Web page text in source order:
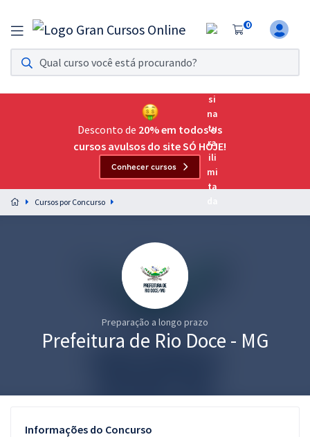
0
Assinatura Ilimitada 11
Acesso a todos os cursos. Teste grátis por 7 dias!
Assinatura OAB Até Passar
Acesso ilimitado a toda preparação para o Exame da
Preparação completa e intensiva para as principais
residências em saúde do Brasil
Graduação
Desconto de 20% em todos os
cursos avulsos do site SÓ HOJE!
Conhecer cursos
Cursos por Concurso
Preparação a longo prazo
Prefeitura de Rio Doce - MG
Informações do Concurso